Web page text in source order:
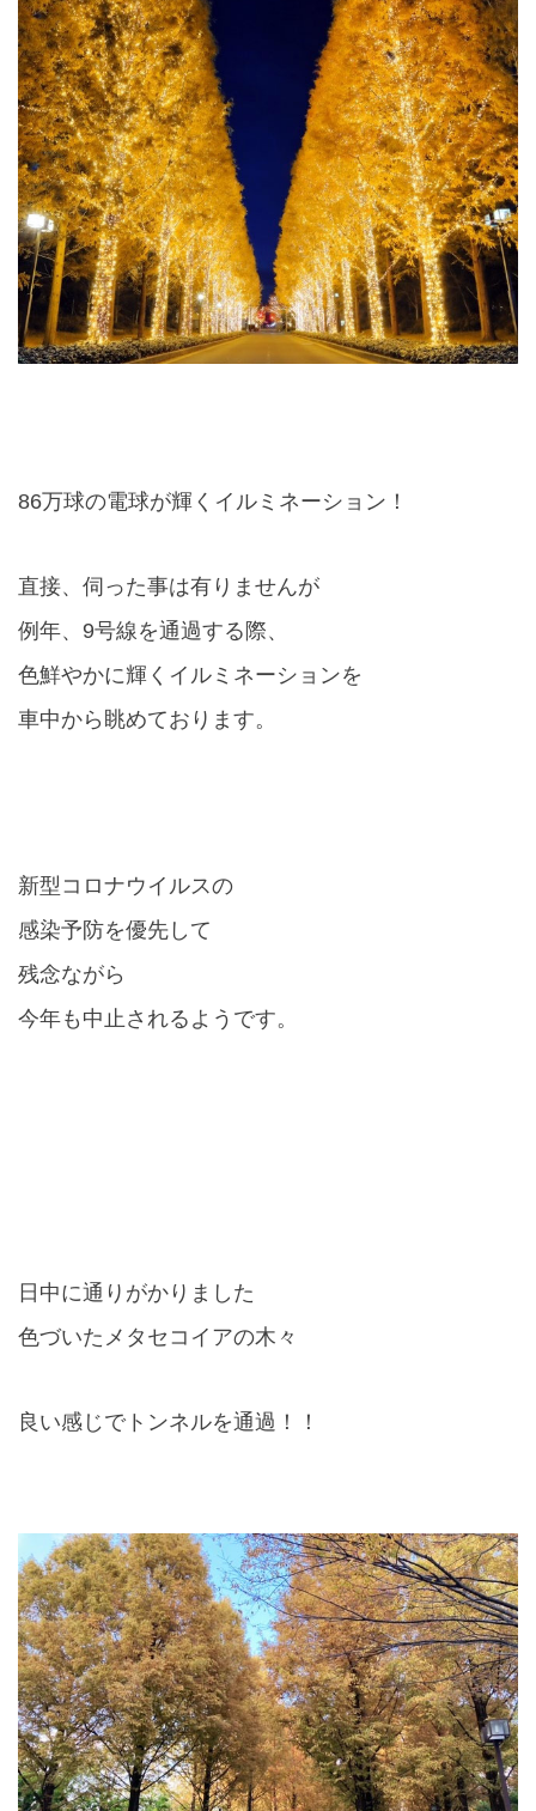
86万球の電球が輝くイルミネーション！
直接、伺った事は有りませんが
例年、 9号線を通過する際、
色鮮やかに輝くイルミネーションを
車中から眺めております。
新型コロナウイルスの
感染予防を優先して
残念ながら
今年も中止されるようです。
日中に通りがかりました
色づいたメタセコイアの木々
良い感じでトンネルを通過！！